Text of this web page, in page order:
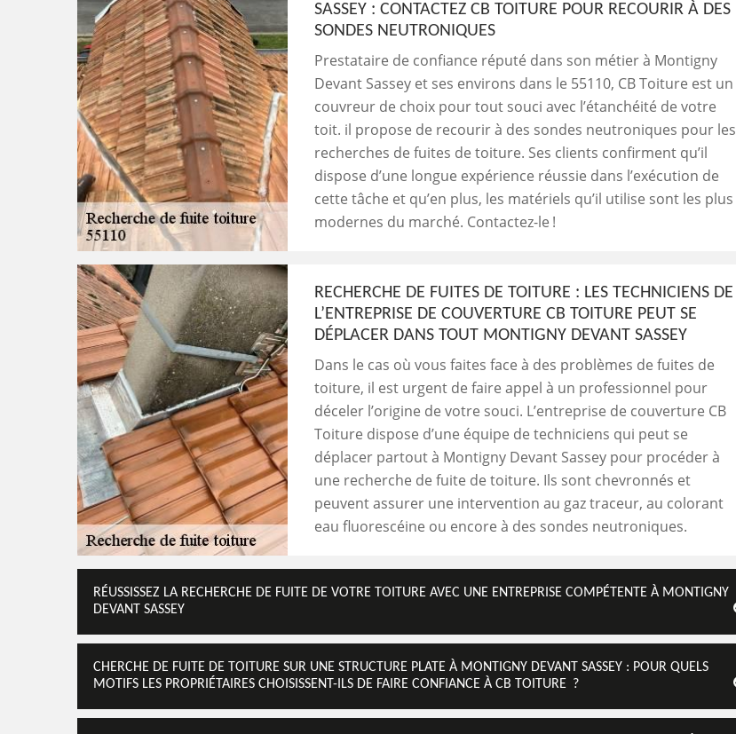
SASSEY : CONTACTEZ CB TOITURE POUR RECOURIR À DES
SONDES NEUTRONIQUES
Prestataire de confiance réputé dans son métier à Montigny
Devant Sassey et ses environs dans le 55110, CB Toiture est un
couvreur de choix pour tout souci avec l’étanchéité de votre
toit. il propose de recourir à des sondes neutroniques pour les
recherches de fuites de toiture. Ses clients confirment qu’il
dispose d’une longue expérience réussie dans l’exécution de
cette tâche et qu’en plus, les matériels qu’il utilise sont les plus
modernes du marché. Contactez-le !
RECHERCHE DE FUITES DE TOITURE : LES TECHNICIENS DE
L’ENTREPRISE DE COUVERTURE CB TOITURE PEUT SE
DÉPLACER DANS TOUT MONTIGNY DEVANT SASSEY
Dans le cas où vous faites face à des problèmes de fuites de
toiture, il est urgent de faire appel à un professionnel pour
déceler l’origine de votre souci. L’entreprise de couverture CB
Toiture dispose d’une équipe de techniciens qui peut se
déplacer partout à Montigny Devant Sassey pour procéder à
une recherche de fuite de toiture. Ils sont chevronnés et
peuvent assurer une intervention au gaz traceur, au colorant
eau fluorescéine ou encore à des sondes neutroniques.
RÉUSSISSEZ LA RECHERCHE DE FUITE DE VOTRE TOITURE AVEC UNE ENTREPRISE COMPÉTENTE À MONTIGNY
DEVANT SASSEY
CHERCHE DE FUITE DE TOITURE SUR UNE STRUCTURE PLATE À MONTIGNY DEVANT SASSEY : POUR QUELS
MOTIFS LES PROPRIÉTAIRES CHOISISSENT-ILS DE FAIRE CONFIANCE À CB TOITURE ?